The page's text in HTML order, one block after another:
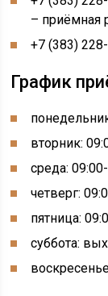
– приёмная
+7 (383)
График
вторник:
среда:
четверг:
пятница:
суббота: